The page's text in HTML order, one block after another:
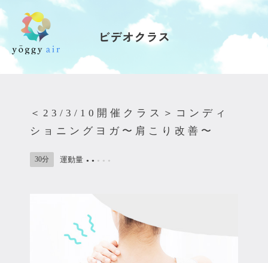
受講の流れ
インストラクター一覧
FAQ / お問い合わせ
yoggy magazine
yoggy mommy
ビデオクラス
＜23/3/10開催クラス＞コンディ
ショニングヨガ〜肩こり改善〜
30分 運動量 ● ● ● ● ●